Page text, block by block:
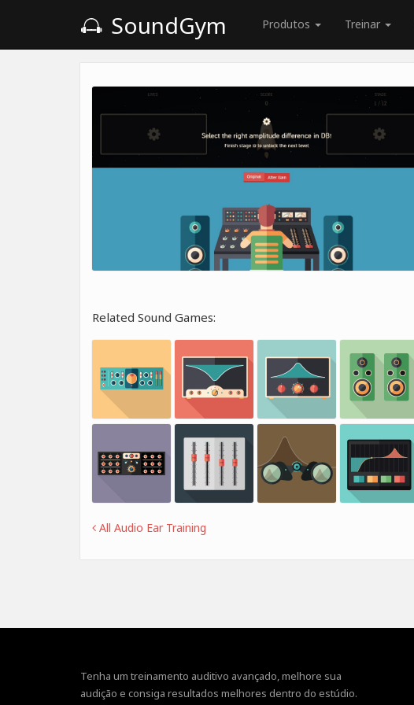
SoundGym Produtos Treinar
Related Sound Games:
All Audio Ear Training
Tenha um treinamento auditivo avançado, melhore sua
audição e consiga resultados melhores dentro do estúdio.